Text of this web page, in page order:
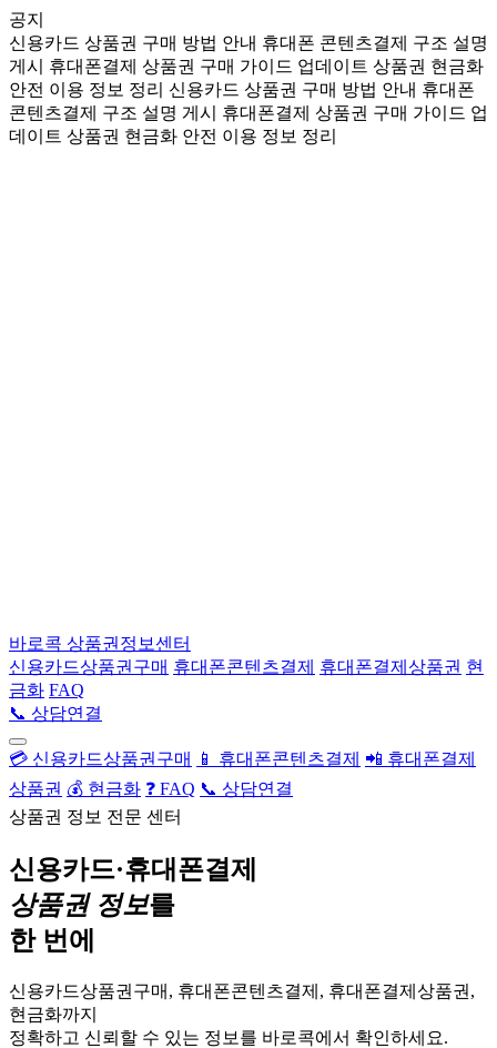
공지
신용카드 상품권 구매 방법 안내 휴대폰 콘텐츠결제 구조 설명
게시
휴대폰결제 상품권 구매 가이드 업데이트 상품권 현금화
안전 이용 정보 정리 신용카드 상품권 구매 방법 안내 휴대폰
콘텐츠결제 구조 설명 게시
휴대폰결제 상품권 구매 가이드 업
데이트 상품권 현금화 안전 이용 정보 정리
바로콕 상품권정보센터
신용카드상품권구매 휴대폰콘텐츠결제 휴대폰결제상품권 현
금화 FAQ
📞 상담연결
💳 신용카드상품권구매 📱 휴대폰콘텐츠결제 📲 휴대폰결제
상품권 💰 현금화 ❓ FAQ 📞 상담연결
상품권 정보 전문 센터
신용카드·휴대폰결제
상품권 정보를
한 번에
신용카드상품권구매, 휴대폰콘텐츠결제, 휴대폰결제상품권,
현금화까지
정확하고 신뢰할 수 있는 정보를 바로콕에서 확인하세요.